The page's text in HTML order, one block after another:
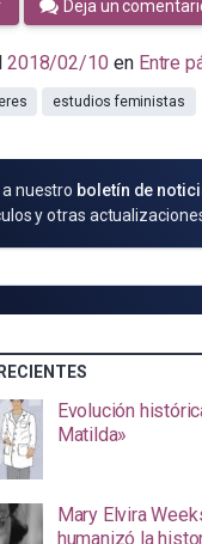
Deja un
2018/02/10 en Entre
estudios feministas
nuestro boletín de
y otras
Evolución
Matilda»
Mary Elvira
humanizó la